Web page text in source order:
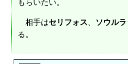
相手はセリフォス、 ソウル
る。